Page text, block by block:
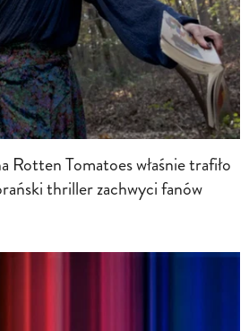
Rotten Tomatoes właśnie trafiło
thriller zachwyci fanów